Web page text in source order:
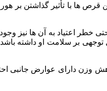
قرص ها با تأثیر گذاشتن
اعتیاد به آن ها نیز
توجهی بر سلامت او داشته
وزن دارای عوارض جانبی